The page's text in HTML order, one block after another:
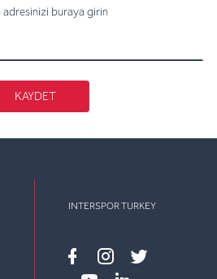
buraya girin
KAYDET
INTERSPOR TURKEY